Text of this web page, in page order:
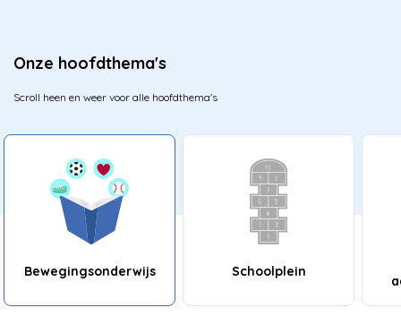
Onze hoofdthema's
Scroll heen en weer voor alle hoofdthema's
Bewegingsonderwijs Schoolplein